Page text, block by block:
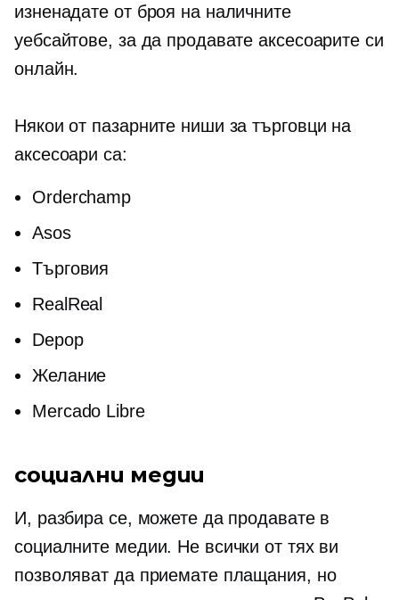
изненадате от броя на наличните
уебсайтове, за да продавате аксесоарите си
онлайн.
Някои от пазарните ниши за търговци на
аксесоари са:
Orderchamp
Asos
Търговия
RealReal
Depop
Желание
Mercado Libre
социални медии
И, разбира се, можете да продавате в
социалните медии. Не всички от тях ви
позволяват да приемате плащания, но